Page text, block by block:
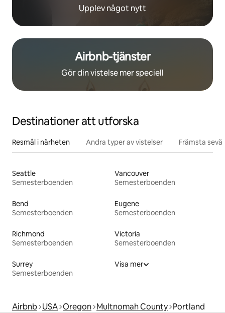
Upplev något nytt
Airbnb-tjänster
Gör din vistelse mer speciell
Destinationer att utforska
Resmål i närheten Andra typer av vistelser Främsta
Seattle
Semesterboenden
Vancouver
Semesterboenden
Bend
Semesterboenden
Eugene
Semesterboenden
Richmond
Semesterboenden
Victoria
Semesterboenden
Surrey
Semesterboenden
Visa mer
Airbnb USA Oregon Multnomah County Portland